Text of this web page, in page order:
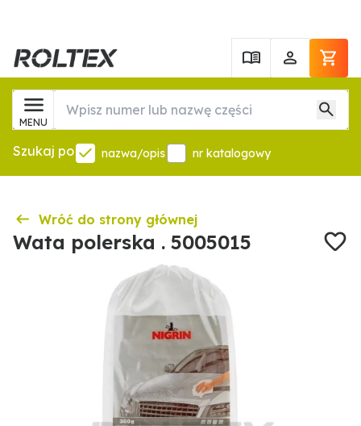
MENU
Szukaj po nazwa/opis nr katalogowy
Wróć do strony głównej
Wata polerska . 5005015